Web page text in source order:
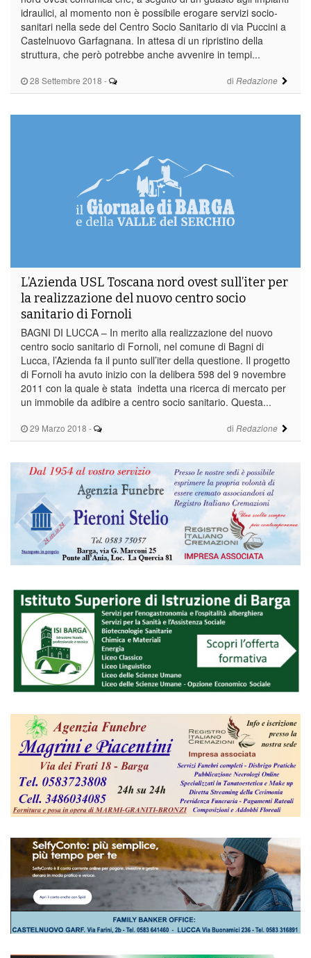
28 Settembre 2018 - di Redazione
idraulici, al momento non è possibile erogare servizi socio-
sanitari nella sede del Centro Socio Sanitario di via Puccini a
Castelnuovo Garfagnana. In attesa di un ripristino della
struttura, che però potrebbe anche avvenire in tempi...
29 Marzo 2018 - di Redazione
L’Azienda USL Toscana nord ovest sull’iter per
la realizzazione del nuovo centro socio
sanitario di Fornoli
BAGNI DI LUCCA – In merito alla realizzazione del nuovo
centro socio sanitario di Fornoli, nel comune di Bagni di
Lucca, l’Azienda fa il punto sull’iter della questione. Il progetto
di Fornoli ha avuto inizio con la delibera 598 del 9 novembre
2011 con la quale è stata indetta una ricerca di mercato per
un immobile da adibire a centro socio sanitario. Questa...